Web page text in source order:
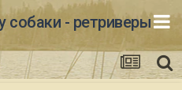
собаки - ретриверы